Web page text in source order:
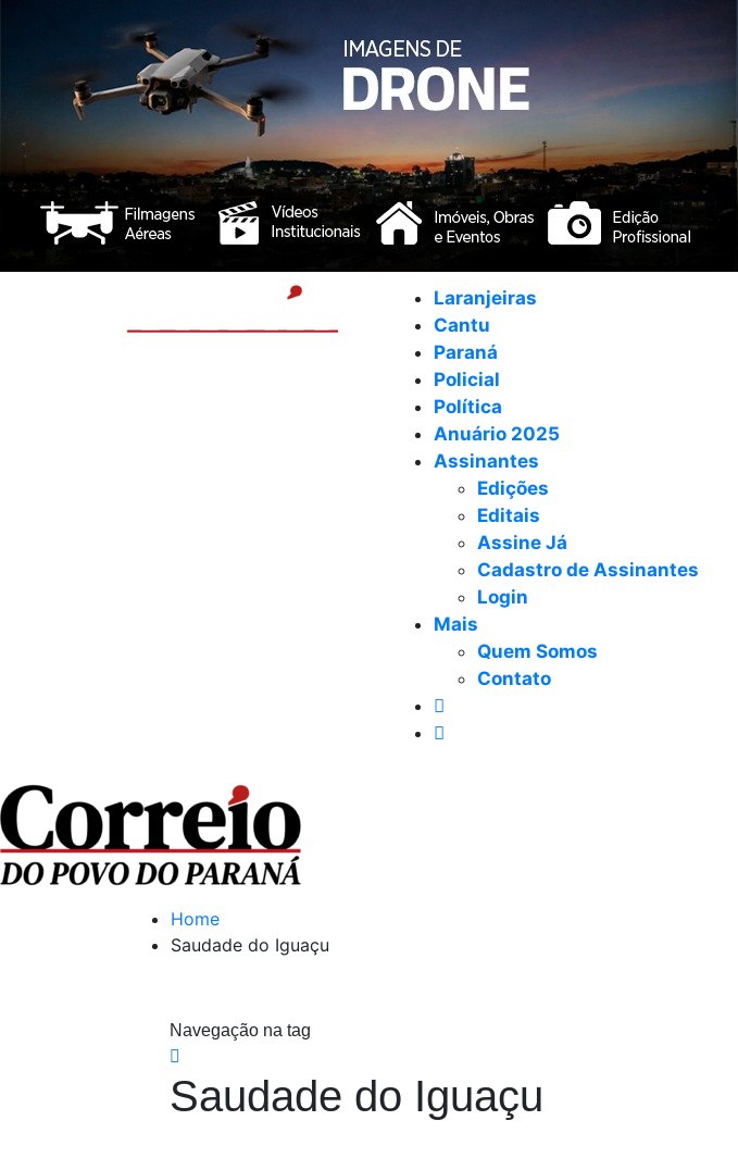
Laranjeiras
Cantu
Paraná
Policial
Política
Anuário 2025
Assinantes
Edições
Editais
Assine Já
Cadastro de Assinantes
Login
Mais
Quem Somos
Contato
Home
Saudade do Iguaçu
Navegação na tag
Saudade do Iguaçu